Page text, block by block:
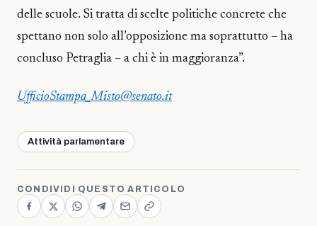
delle scuole. Si tratta di scelte politiche concrete che
spettano non solo all’opposizione ma soprattutto – ha
concluso Petraglia – a chi è in maggioranza”.
UfficioStampa_Misto@senato.it
Attività parlamentare
CONDIVIDI QUESTO ARTICOLO